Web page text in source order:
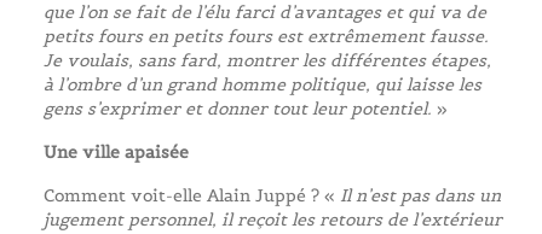
que l’on se fait de l’élu farci d’avantages et qui va de
petits fours en petits fours est extrêmement fausse.
Je voulais, sans fard, montrer les différentes étapes,
à l’ombre d’un grand homme politique, qui laisse les
gens s’exprimer et donner tout leur potentiel. »
Une ville apaisée
Comment voit-elle Alain Juppé ? « Il n’est pas dans un
jugement personnel, il reçoit les retours de l’extérieur